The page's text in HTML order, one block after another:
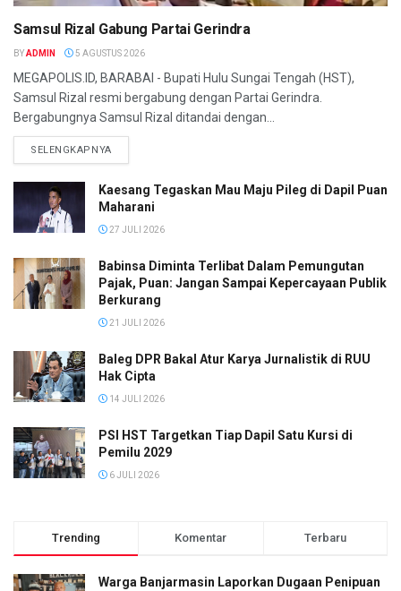
Samsul Rizal Gabung Partai Gerindra
BYADMIN 5 AGUSTUS 2026
MEGAPOLIS.ID, BARABAI - Bupati Hulu Sungai Tengah (HST),
Samsul Rizal resmi bergabung dengan Partai Gerindra.
Bergabungnya Samsul Rizal ditandai dengan...
SELENGKAPNYA
Kaesang Tegaskan Mau Maju Pileg di Dapil Puan
Maharani
27 JULI 2026
Babinsa Diminta Terlibat Dalam Pemungutan
Pajak, Puan: Jangan Sampai Kepercayaan Publik
Berkurang
21 JULI 2026
Baleg DPR Bakal Atur Karya Jurnalistik di RUU
Hak Cipta
14 JULI 2026
PSI HST Targetkan Tiap Dapil Satu Kursi di
Pemilu 2029
6 JULI 2026
Trending Komentar Terbaru
Warga Banjarmasin Laporkan Dugaan Penipuan